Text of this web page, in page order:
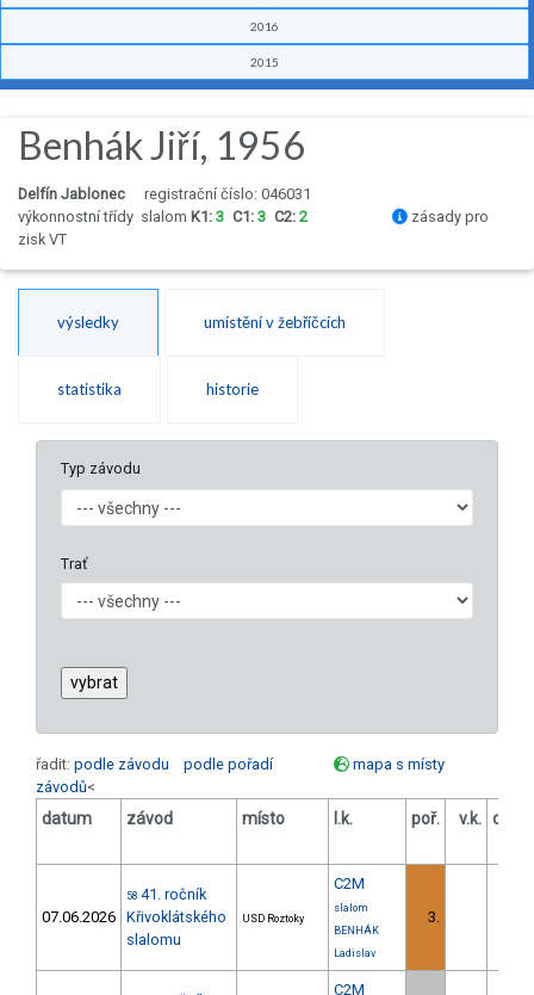
2016
2015
Benhák Jiří, 1956
Delfín Jablonec
registrační číslo: 046031
výkonnostní třídy slalom K1: 3 C1: 3 C2: 2
zásady pro
zisk VT
výsledky umístění v žebříčcích
statistika historie
Typ závodu
Trať
řadit: podle závodu podle pořadí
mapa s místy
závodů<
datum závod místo l.k. poř. v.k.
07.06.2026
58 41. ročník
Křivoklátského
slalomu
USD Roztoky
C2M
slalom
BENHÁK
Ladislav
3.
C2M